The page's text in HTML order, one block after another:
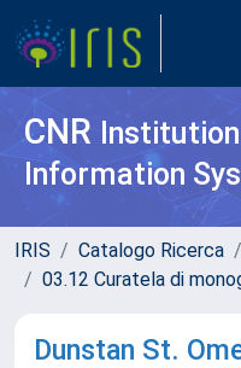
CNR
Information
IRIS Catalogo Ricerca
03.12 Curatela di
Dunstan St.